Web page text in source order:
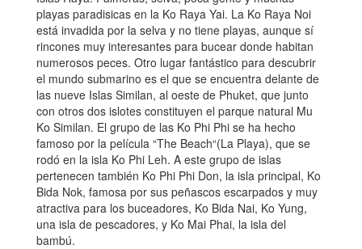
playas paradisicas en la Ko Raya Yai. La Ko Raya Noi
está invadida por la selva y no tiene playas, aunque sí
rincones muy interesantes para bucear donde habitan
numerosos peces. Otro lugar fantástico para descubrir
el mundo submarino es el que se encuentra delante de
las nueve Islas Similan, al oeste de Phuket, que junto
con otros dos islotes constituyen el parque natural Mu
Ko Similan. El grupo de las Ko Phi Phi se ha hecho
famoso por la película “The Beach“(La Playa), que se
rodó en la isla Ko Phi Leh. A este grupo de islas
pertenecen también Ko Phi Phi Don, la isla principal, Ko
Bida Nok, famosa por sus peñascos escarpados y muy
atractiva para los buceadores, Ko Bida Nai, Ko Yung,
una isla de pescadores, y Ko Mai Phai, la isla del
bambú.